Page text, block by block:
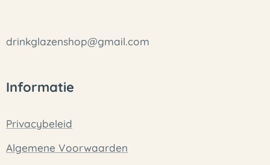
drinkglazenshop@gmail.com
Informatie
Privacybeleid
Algemene Voorwaarden